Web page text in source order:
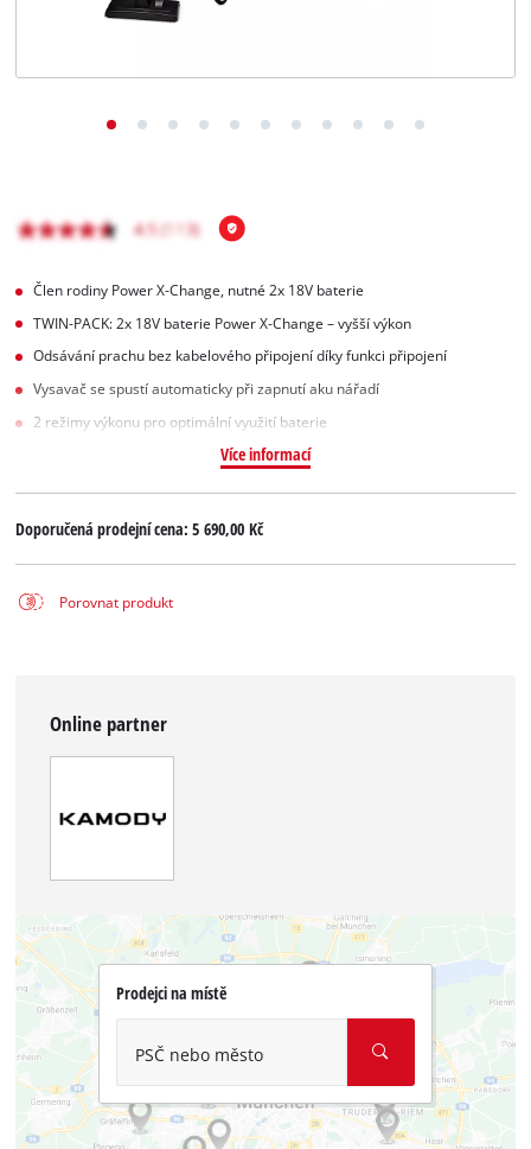
Člen rodiny Power X-Change, nutné 2x 18V baterie
TWIN-PACK: 2x 18V baterie Power X-Change – vyšší výkon
Odsávání prachu bez kabelového připojení díky funkci připojení
Vysavač se spustí automaticky při zapnutí aku nářadí
2 režimy výkonu pro optimální využití baterie
Více informací
Doporučená prodejní cena:5 690,00 Kč
Porovnat produkt
Online partner
Prodejci na místě
PSČ nebo město